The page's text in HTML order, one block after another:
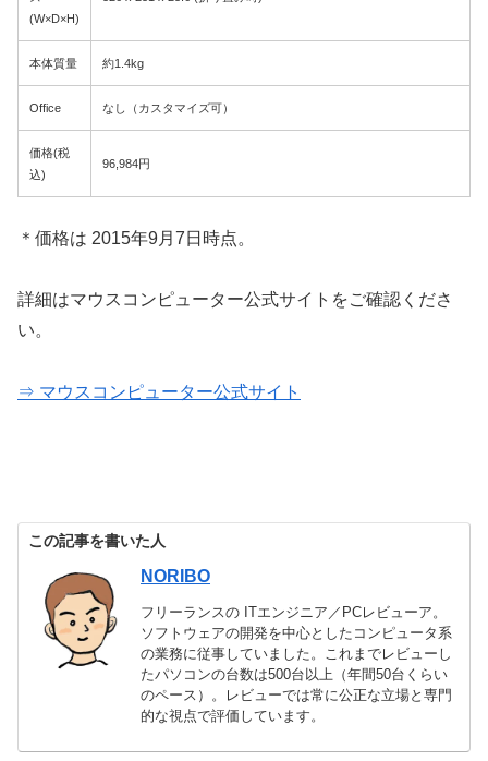
(W×D×H)
本体質量 約1.4kg
Office なし（カスタマイズ可）
価格(税
込)
96,984円
＊価格は 2015年9月7日時点。
詳細はマウスコンピューター公式サイトをご確認くださ
い。
⇒ マウスコンピューター公式サイト
この記事を書いた人
NORIBO
フリーランスの ITエンジニア／PCレビューア。
ソフトウェアの開発を中心としたコンピュータ系
の業務に従事していました。これまでレビューし
たパソコンの台数は500台以上（年間50台くらい
のペース）。レビューでは常に公正な立場と専門
的な視点で評価しています。